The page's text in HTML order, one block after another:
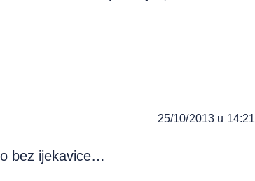
25/10/2013 u 14:21
bez ijekavice…